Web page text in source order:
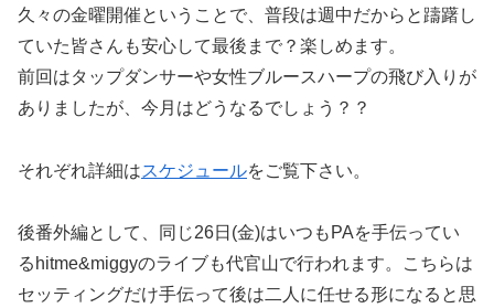
久々の金曜開催ということで、普段は週中だからと躊躇し
ていた皆さんも安心して最後まで？楽しめます。
前回はタップダンサーや女性ブルースハープの飛び入りが
ありましたが、今月はどうなるでしょう？？
それぞれ詳細はスケジュールをご覧下さい。
後番外編として、同じ26日(金)はいつもPAを手伝ってい
るhitme&miggyのライブも代官山で行われます。こちらは
セッティングだけ手伝って後は二人に任せる形になると思